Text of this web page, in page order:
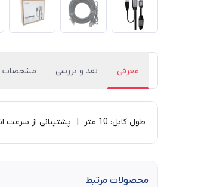
معرفی نقد و بررسی مشخصات
طول کابل: 10 متر | پشتیبانی از سرعت انتقال تا 480Mbps (60MB/S) | سازگار با USB 2.0/1.1/1.0 | پشتیبانی از همه‌ی سیستم عامل‌ها | بدون نیاز به نصب نرم افزار یا درایورهای خاص
محصولات مرتبط